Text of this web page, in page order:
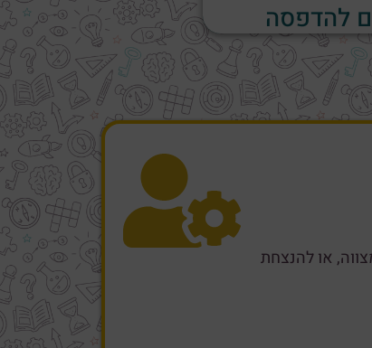
להדפסה
או להנצחת